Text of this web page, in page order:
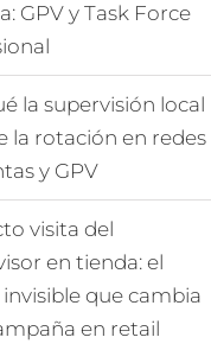
GPV y Task Force
la supervisión local
la rotación en redes
y GPV
visita del
en tienda: el
que cambia
en retail